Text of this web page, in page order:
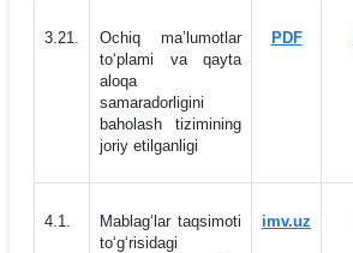
3.21.
Ochiq maʼlumotlar
to‘plami va qayta
aloqa
samaradorligini
baholash tizimining
joriy etilganligi
PDF
4.1.
Mablag‘lar taqsimoti
to‘g‘risidagi
imv.uz